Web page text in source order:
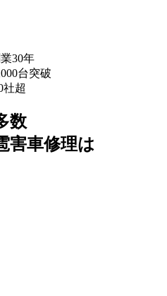
数
害車修理は